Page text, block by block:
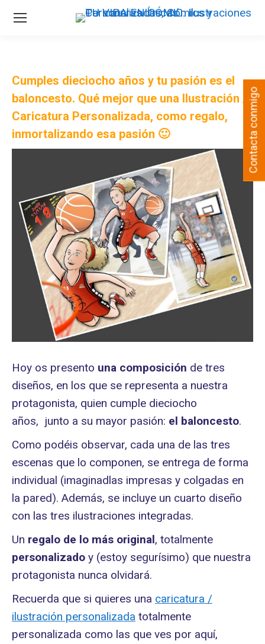
Cumples dieciocho años y tu pasión es el
baloncesto. Qué mejor que una Ilustración /
Caricatura Personalizada, como regalo,
inmortalizando esa pasión 🙂
Hoy os presento una composición de tres
diseños, en los que se representa a nuestra
protagonista, quien cumple dieciocho
años, junto a su mayor pasión: el baloncesto.
Como podéis observar, cada una de las tres
escenas que lo componen, se entrega de forma
individual (imaginadlas impresas y colgadas en
la pared). Además, se incluye un cuarto diseño
con las tres ilustraciones integradas.
Un regalo de lo más original, totalmente
personalizado y (estoy segurísimo) que nuestra
protagonista nunca olvidará.
Recuerda que si quieres una caricatura /
ilustración personalizada totalmente
personalizada como las que ves por aquí,
Contacta conmigo